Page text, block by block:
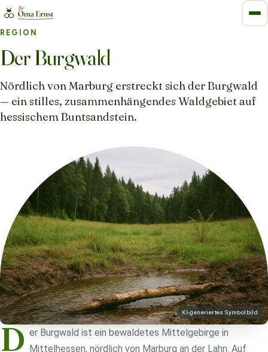
REGION
Der Burgwald
Nördlich von Marburg erstreckt sich der Burgwald
— ein stilles, zusammenhängendes Waldgebiet auf
hessischem Buntsandstein.
KI-generiertes Symbolbild
D er Burgwald ist ein bewaldetes Mittelgebirge in
Mittelhessen, nördlich von Marburg an der Lahn. Auf